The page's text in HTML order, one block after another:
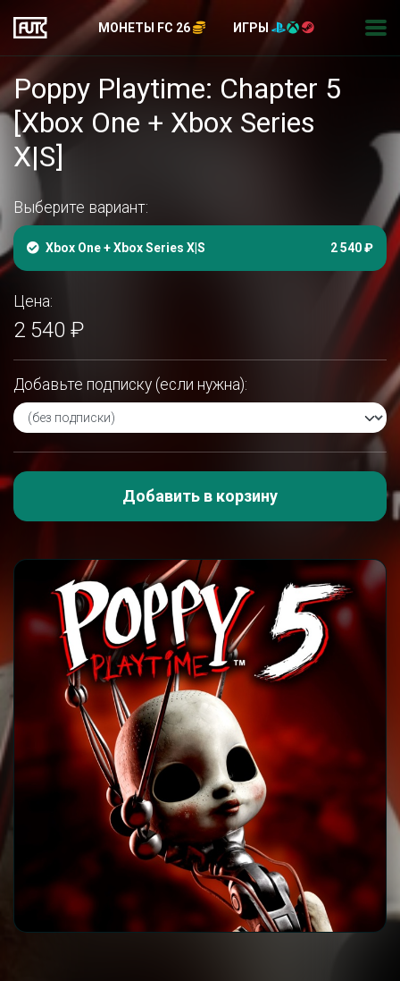
МОНЕТЫ FC 26 ИГРЫ
Poppy Playtime: Chapter 5
[Xbox One + Xbox Series
X|S]
Выберите вариант:
Xbox One + Xbox Series X|S 2 540 ₽
Цена:
2 540 ₽
Добавьте подписку (если нужна):
Добавить в корзину